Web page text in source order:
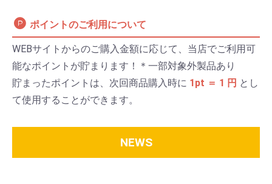
ポイントのご利用について
WEBサイトからのご購入金額に応じて、当店でご利用可
能なポイントが貯まります！＊一部対象外製品あり
貯まったポイントは、次回商品購入時に 1pt ＝ 1 円 とし
て使用することができます。
NEWS